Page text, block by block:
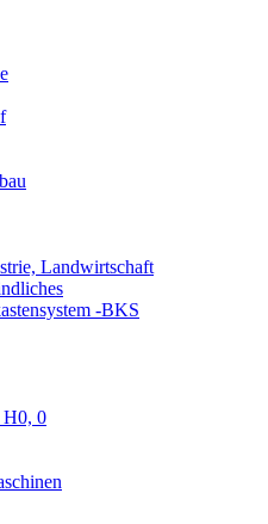
Landwirtschaft
-BKS
H0, 0